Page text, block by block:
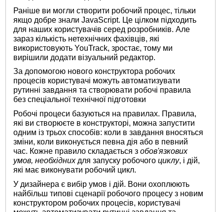
Раніше ви могли створити робочий процес, тільки
якщо добре знали JavaScript. Це цілком підходить
для наших користувачів серед розробників. Але
зараз кількість нетехнічних фахівців, які
використовують YouTrack, зростає, тому ми
вирішили додати візуальний редактор.
За допомогою нового конструктора робочих
процесів користувачі можуть автоматизувати
рутинні завдання та створювати робочі правила
без спеціальної технічної підготовки
Робочі процеси базуються на правилах. Правила,
які ви створюєте в конструкторі, можна запустити
одним із трьох способів: коли в завдання вносяться
зміни, коли виконується певна дія або в певний
час. Кожне правило складається зобов'язкових
умов, необхіднихдля запуску робочогоциклу, і дій,
які має виконувати робочий цикл.
У дизайнера є вибір умов і дій. Вони охоплюють
найбільш типові сценарії робочого процесу з новим
конструктором робочих процесів, користувачі